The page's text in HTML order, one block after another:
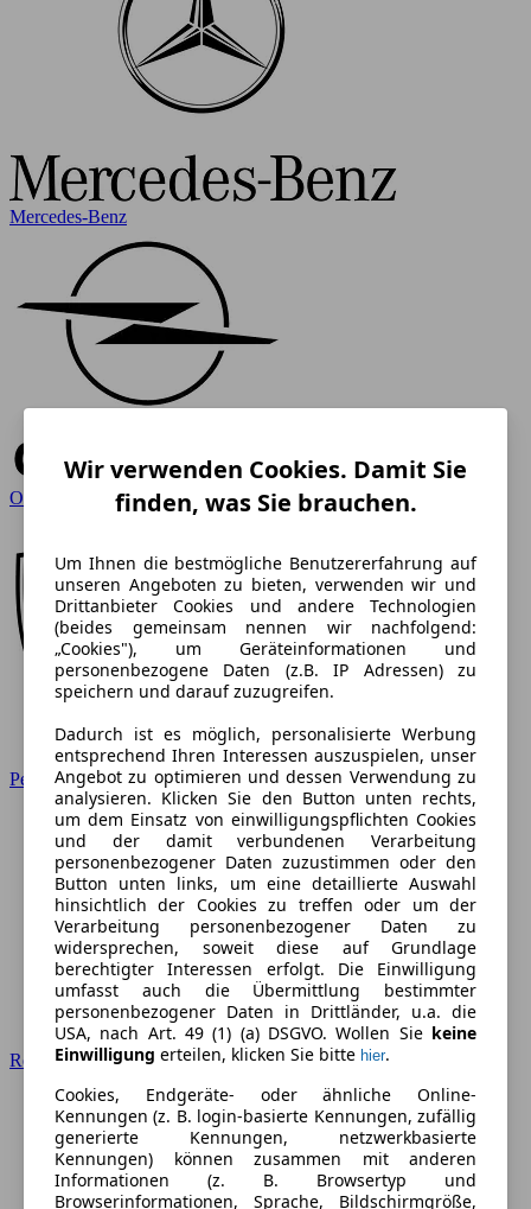
Mercedes-Benz
Opel
Peugeot
Renault
Wir verwenden Cookies. Damit Sie
finden, was Sie brauchen.
Um Ihnen die bestmögliche Benutzererfahrung auf
unseren Angeboten zu bieten, verwenden wir und
Drittanbieter Cookies und andere Technologien
(beides gemeinsam nennen wir nachfolgend:
„Cookies"), um Geräteinformationen und
personenbezogene Daten (z.B. IP Adressen) zu
speichern und darauf zuzugreifen.
Dadurch ist es möglich, personalisierte Werbung
entsprechend Ihren Interessen auszuspielen, unser
Angebot zu optimieren und dessen Verwendung zu
analysieren. Klicken Sie den Button unten rechts,
um dem Einsatz von einwilligungspflichten Cookies
und der damit verbundenen Verarbeitung
personenbezogener Daten zuzustimmen oder den
Button unten links, um eine detaillierte Auswahl
hinsichtlich der Cookies zu treffen oder um der
Verarbeitung personenbezogener Daten zu
widersprechen, soweit diese auf Grundlage
berechtigter Interessen erfolgt. Die Einwilligung
umfasst auch die Übermittlung bestimmter
personenbezogener Daten in Drittländer, u.a. die
USA, nach Art. 49 (1) (a) DSGVO. Wollen Sie keine
Einwilligung erteilen, klicken Sie bitte hier.
Cookies, Endgeräte- oder ähnliche Online-
Kennungen (z. B. login-basierte Kennungen, zufällig
generierte Kennungen, netzwerkbasierte
Kennungen) können zusammen mit anderen
Informationen (z. B. Browsertyp und
Browserinformationen, Sprache, Bildschirmgröße,